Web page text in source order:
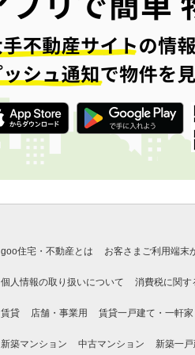
goo住宅・不動産とは お客さまご利用端末
個人情報の取り扱いについて 消費税に関す
賃貸 店舗・事業用 賃貸一戸建て・一軒家
新築マンション 中古マンション 新築一